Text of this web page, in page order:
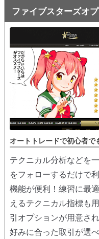
ファイブスターズオ
オートトレードで初心者で
テクニカル分析などを
をフォローするだけで
機能が便利！練習に最
えるテクニカル指標も
引オプションが用意さ
好みに合った取引が選べ